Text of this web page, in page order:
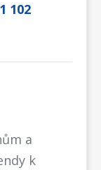
102
a
k